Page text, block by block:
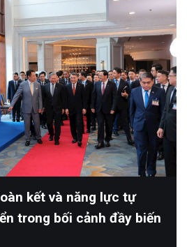
kết và năng lực tự
trong bối cảnh đầy biến